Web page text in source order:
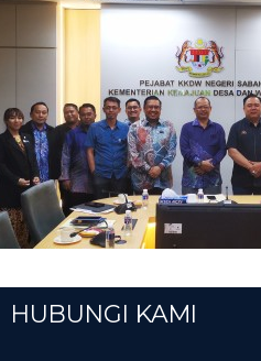
HUBUNGI KAMI